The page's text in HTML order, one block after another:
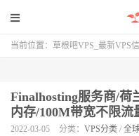
当前位置： 草根吧VPS_最新VPS
Finalhosting服务商/荷
内存/100M带宽不限流
2022-03-05 分类： VPS分类 / 全